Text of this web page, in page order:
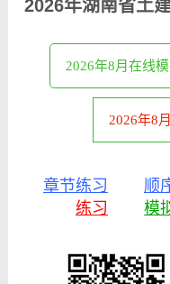
2026年湖南省土
2026年8月在线
2026年8
章节练习 顺
练习
模